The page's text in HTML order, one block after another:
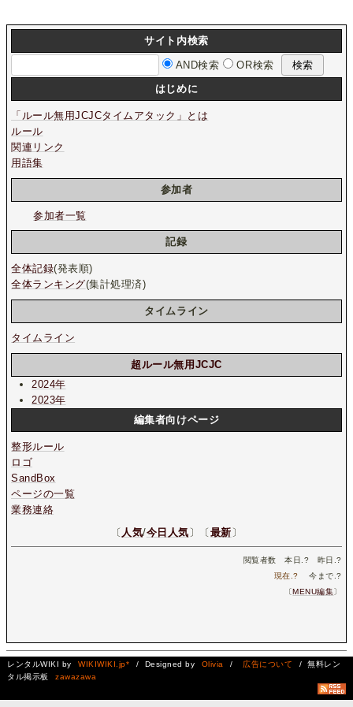
サイト内検索
AND検索
OR検索
はじめに
「ルール無用JCJCタイムアタック」とは
ルール
関連リンク
用語集
参加者
参加者一覧
記録
全体記録(発表順)
全体ランキング(集計処理済)
タイムライン
タイムライン
超ルール無用JCJC
2024年
2023年
編集者向けページ
整形ルール
ロゴ
SandBox
ページの一覧
業務連絡
〔 人気/今日人気 〕〔 最新 〕
閲覧者数 本日.? 昨日.?
現在.? 今まで.?
〔MENU編集〕
レンタルWIKI by WIKIWIKI.jp* / Designed by Olivia / 広告について
/ 無料レン
タル掲示板
zawazawa